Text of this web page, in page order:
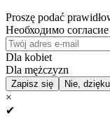
Proszę podać
Необходимо
Dla kobiet
Dla mężczyzn
Zapisz się Nie,
×
✔